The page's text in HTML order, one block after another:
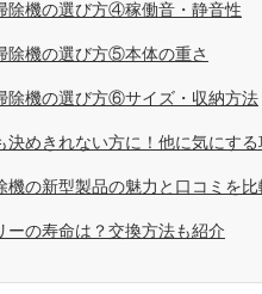
除機の選び方④稼働音・静音性
除機の選び方⑤本体の重さ
除機の選び方⑥サイズ・収納方法
決めきれない方に！他に気にする
機の新型製品の魅力と口コミを比
ーの寿命は？交換方法も紹介